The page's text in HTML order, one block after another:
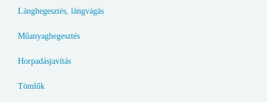
Lánghegesztés, lángvágás
Műanyaghegesztés
Horpadásjavítás
Tömlők